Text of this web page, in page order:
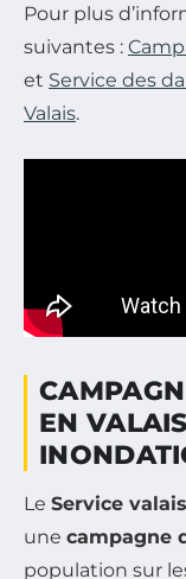
Pour plus
suivantes :
et Service des
Valais.
EN
Le Service
une campagne
population sur